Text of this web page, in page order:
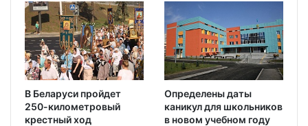
В Беларуси пройдет
250-километровый
крестный ход
Определены даты
каникул для школьников
в новом учебном году